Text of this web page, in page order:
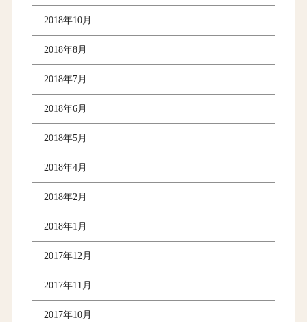
2018年10月
2018年8月
2018年7月
2018年6月
2018年5月
2018年4月
2018年2月
2018年1月
2017年12月
2017年11月
2017年10月